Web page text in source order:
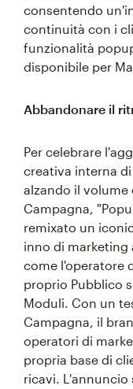
consentendo
continuità con i
funzionalità
disponibile per
Abbandonare il
Per celebrare
creativa interna
alzando il
Campagna,
remixato un
inno di marketing
come l'operatore
proprio Pubblico
Moduli. Con un
Campagna, il
operatori di
propria base di
ricavi. L'annuncio